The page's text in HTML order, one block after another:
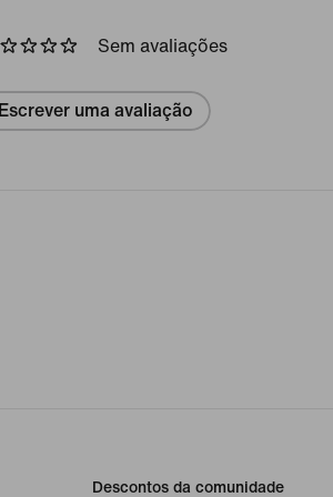
Sem avaliações
Escrever uma avaliação
Descontos da comunidade